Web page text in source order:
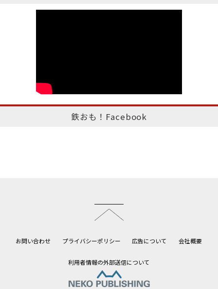
鉄おも！Facebook
お問い合わせ プライバシーポリシー 広告について 会社概要
利用者情報の外部送信について